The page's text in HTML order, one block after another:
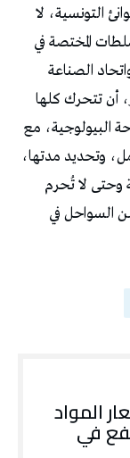
التونسية، لا
المختصة في
الصناعة
أن تتحرك كلها
البيولوجية، مع
وتحديد مدتها،
وحتى لا تُحرم
السواحل في
المواد
في